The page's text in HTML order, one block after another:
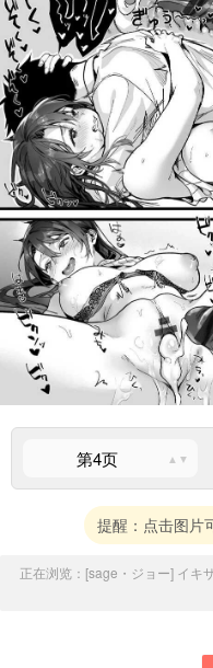
第4页
提醒：点击图片
正在浏览： [sage・ジョー] イキ